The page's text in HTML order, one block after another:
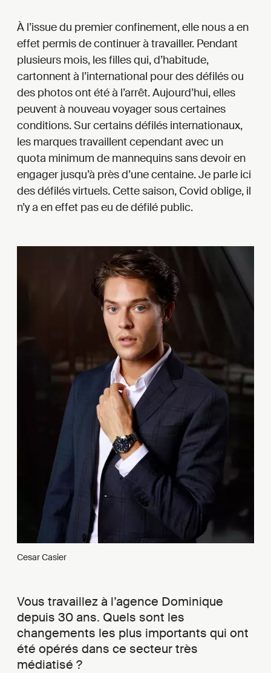
À l’issue du premier confinement, elle nous a en
effet permis de continuer à travailler. Pendant
plusieurs mois, les filles qui, d’habitude,
cartonnent à l’international pour des défilés ou
des photos ont été à l’arrêt. Aujourd’hui, elles
peuvent à nouveau voyager sous certaines
conditions. Sur certains défilés internationaux,
les marques travaillent cependant avec un
quota minimum de mannequins sans devoir en
engager jusqu’à près d’une centaine. Je parle ici
des défilés virtuels. Cette saison, Covid oblige, il
n’y a en effet pas eu de défilé public.
Cesar Casier
Vous travaillez à l’agence Dominique
depuis 30 ans. Quels sont les
changements les plus importants qui ont
été opérés dans ce secteur très
médiatisé ?